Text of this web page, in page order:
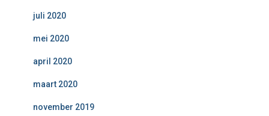
juli 2020
mei 2020
april 2020
maart 2020
november 2019